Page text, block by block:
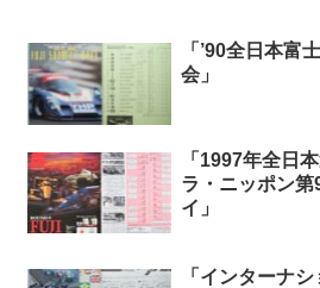
「’90全日本富
会」
「1997年全日
ラ・ニッポン
イ」
「インターナ